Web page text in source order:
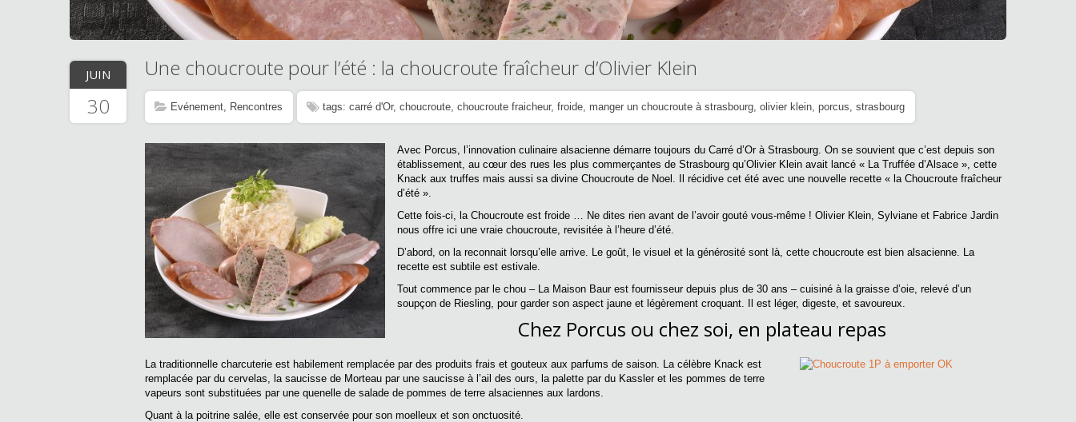
JUIN
30
Une choucroute pour l’été : la choucroute fraîcheur d’Olivier Klein
Evénement, Rencontres tags: carré d'Or, choucroute, choucroute fraicheur, froide, manger un choucroute à strasbourg, olivier klein, porcus, strasbourg
Avec Porcus, l’innovation culinaire alsacienne démarre toujours du Carré d’Or à Strasbourg. On se souvient que c’est depuis son
établissement, au cœur des rues les plus commerçantes de Strasbourg qu’Olivier Klein avait lancé « La Truffée d’Alsace », cette
Knack aux truffes mais aussi sa divine Choucroute de Noel. Il récidive cet été avec une nouvelle recette « la Choucroute fraîcheur
d’été ».
Cette fois-ci, la Choucroute est froide … Ne dites rien avant de l’avoir gouté vous-même ! Olivier Klein, Sylviane et Fabrice Jardin
nous offre ici une vraie choucroute, revisitée à l’heure d’été.
D’abord, on la reconnait lorsqu’elle arrive. Le goût, le visuel et la générosité sont là, cette choucroute est bien alsacienne. La
recette est subtile est estivale.
Tout commence par le chou – La Maison Baur est fournisseur depuis plus de 30 ans – cuisiné à la graisse d’oie, relevé d’un
soupçon de Riesling, pour garder son aspect jaune et légèrement croquant. Il est léger, digeste, et savoureux.
Chez Porcus ou chez soi, en plateau repas
La traditionnelle charcuterie est habilement remplacée par des produits frais et gouteux aux parfums de saison. La célèbre Knack est
remplacée par du cervelas, la saucisse de Morteau par une saucisse à l’ail des ours, la palette par du Kassler et les pommes de terre
vapeurs sont substituées par une quenelle de salade de pommes de terre alsaciennes aux lardons.
Quant à la poitrine salée, elle est conservée pour son moelleux et son onctuosité.